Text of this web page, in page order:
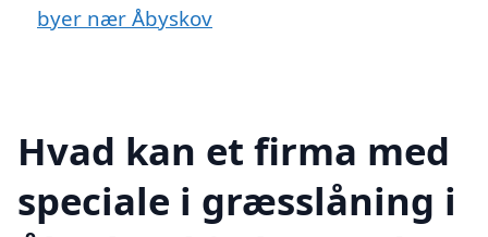
byer nær Åbyskov
Hvad kan et firma med
speciale i græsslåning i